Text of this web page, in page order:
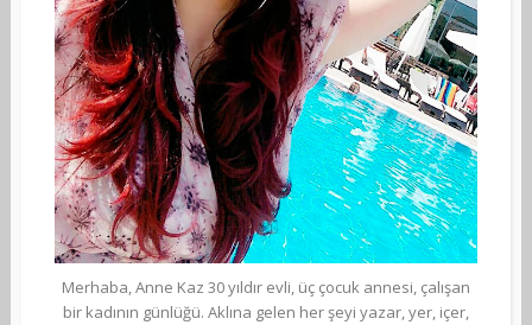
Merhaba, Anne Kaz 30 yıldır evli, üç çocuk annesi, çalışan
bir kadının günlüğü. Aklına gelen her şeyi yazar, yer, içer,